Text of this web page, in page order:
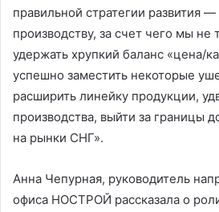
правильной стратегии развития
производству, за счет чего мы не
удержать хрупкий баланс «цена/
успешно заместить некоторые
расширить линейку продукции,
производства, выйти за границы
на рынки СНГ».
Анна Чепурная, руководитель
офиса НОСТРОЙ рассказала о